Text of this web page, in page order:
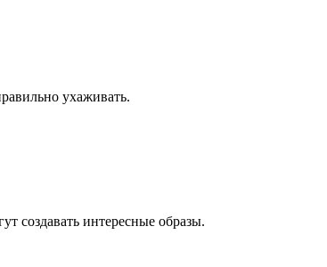
ухаживать.
создавать интересные образы.